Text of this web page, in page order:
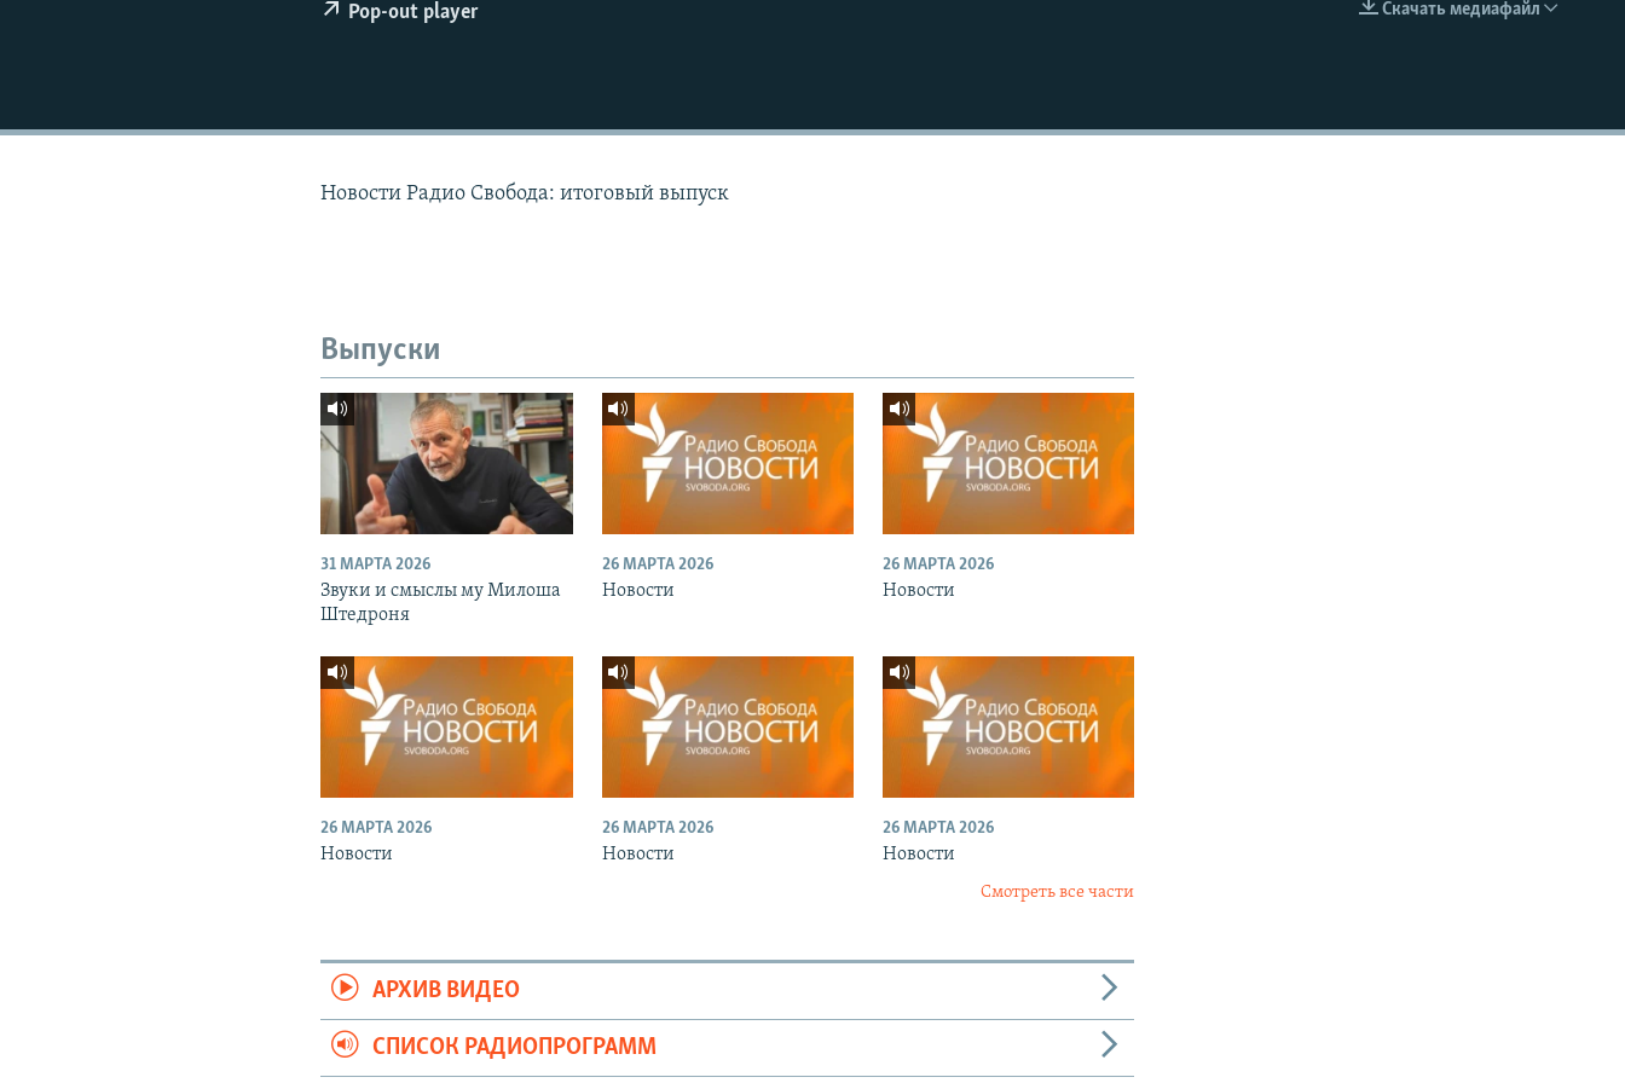
EMBED
Скачать медиафайл
Pop-out player
Новости Радио Свобода: итоговый выпуск
Выпуски
31 МАРТА 2026
Звуки и смыслы му Милоша
Штедроня
26 МАРТА 2026
Новости
26 МАРТА 2026
Новости
26 МАРТА 2026
Новости
26 МАРТА 2026
Новости
26 МАРТА 2026
Новости
Смотреть все части
АРХИВ ВИДЕО
СПИСОК РАДИОПРОГРАММ